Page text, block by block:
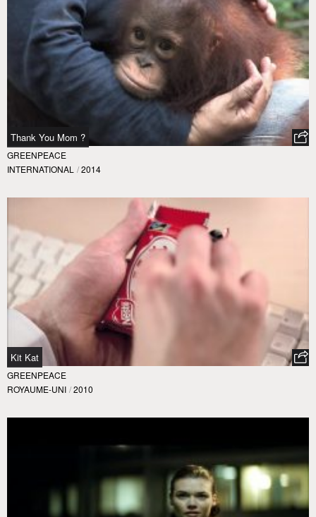
Thank You Mom ?
GREENPEACE
INTERNATIONAL / 2014
Kit Kat
GREENPEACE
ROYAUME-UNI / 2010